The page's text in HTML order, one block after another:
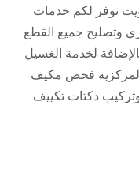
بالكويت نوفر لكم خدمات
وتصليح جميع القطع
لخدمة الغسيل
والمركزية فحص مكيف
دكتات تكييف